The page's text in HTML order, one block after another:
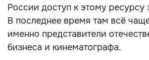
России доступ к этому ресурсу
В последнее время там всё
именно представители
бизнеса и кинематографа.